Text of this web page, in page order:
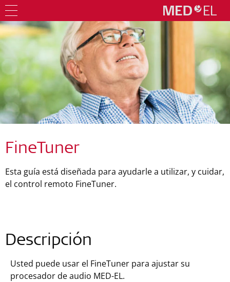
FineTuner
Esta guía está diseñada para ayudarle a utilizar, y cuidar,
el control remoto FineTuner.
Descripción
Usted puede usar el FineTuner para ajustar su
procesador de audio MED-EL.